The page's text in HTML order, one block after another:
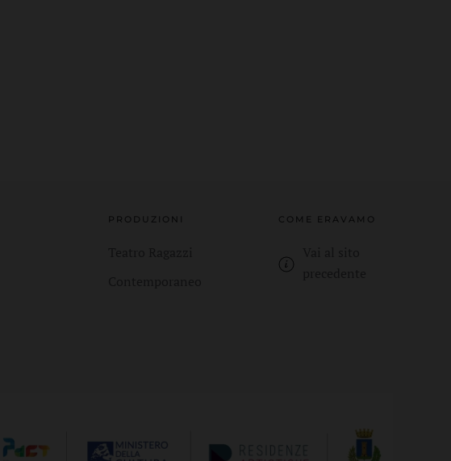
PRODUZIONI COME ERAVAMO